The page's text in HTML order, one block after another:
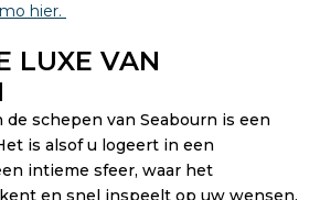
hier.
LUXE VAN
de schepen van Seabourn is een
is alsof u logeert in een
intieme sfeer, waar het
en snel inspeelt op uw wensen.